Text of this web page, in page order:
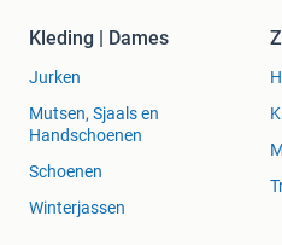
Kleding | Dames
Jurken
Mutsen, Sjaals en
Handschoenen
Schoenen
Winterjassen